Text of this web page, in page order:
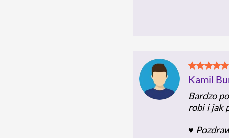
Kamil
Bardzo
robi i jak
♥️